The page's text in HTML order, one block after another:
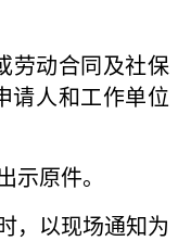
劳动合同及社保
请人和工作单位
示原件。
，以现场通知为